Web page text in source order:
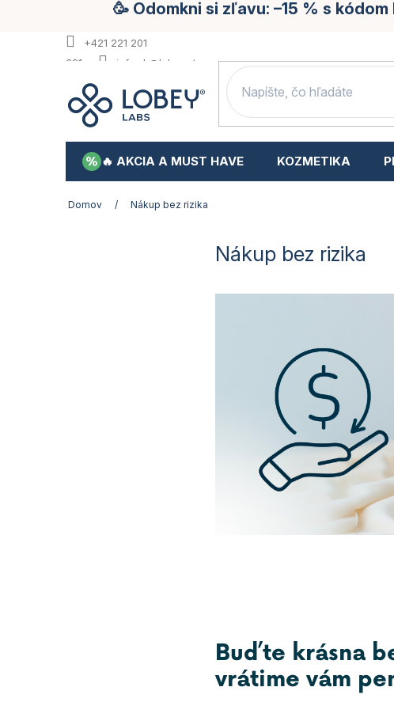
🥳 Odomkni si zľavu: –15 % s
+421 221 201
391
info.sk@lobey.store
🔥 AKCIA A MUST HAVE KOZMETIKA
Domov / Nákup bez rizika
Nákup bez rizika
Buďte krásna
vrátime vám